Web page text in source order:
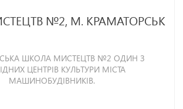
№2, М. КРАМАТОРСЬК
ШКОЛА МИСТЕЦТВ №2 ОДИН З
ЦЕНТРІВ КУЛЬТУРИ МІСТА
МАШИНОБУДІВНИКІВ.